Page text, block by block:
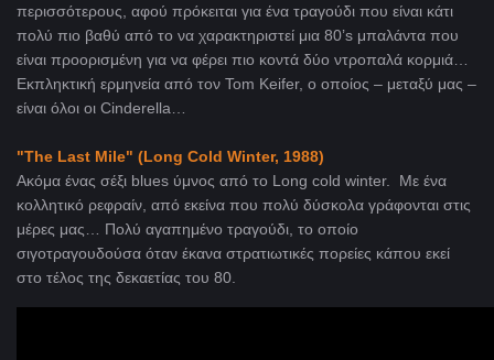
περισσότερους, αφού πρόκειται για ένα τραγούδι που είναι κάτι
πολύ πιο βαθύ από το να χαρακτηριστεί μια 80’s μπαλάντα που
είναι προορισμένη για να φέρει πιο κοντά δύο ντροπαλά κορμιά…
Εκπληκτική ερμηνεία από τον Tom Keifer, o οποίος – μεταξύ μας –
είναι όλοι οι Cinderella…
"The Last Mile" (Long Cold Winter, 1988)
Ακόμα ένας σέξι blues ύμνος από το Long cold winter. Με ένα
κολλητικό ρεφραίν, από εκείνα που πολύ δύσκολα γράφονται στις
μέρες μας… Πολύ αγαπημένο τραγούδι, το οποίο
σιγοτραγουδούσα όταν έκανα στρατιωτικές πορείες κάπου εκεί
στο τέλος της δεκαετίας του 80.